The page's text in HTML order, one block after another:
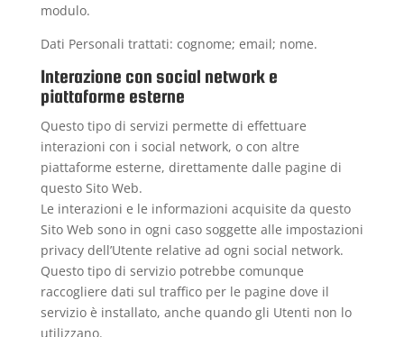
modulo.
Dati Personali trattati: cognome; email; nome.
Interazione con social network e
piattaforme esterne
Questo tipo di servizi permette di effettuare
interazioni con i social network, o con altre
piattaforme esterne, direttamente dalle pagine di
questo Sito Web.
Le interazioni e le informazioni acquisite da questo
Sito Web sono in ogni caso soggette alle impostazioni
privacy dell’Utente relative ad ogni social network.
Questo tipo di servizio potrebbe comunque
raccogliere dati sul traffico per le pagine dove il
servizio è installato, anche quando gli Utenti non lo
utilizzano.